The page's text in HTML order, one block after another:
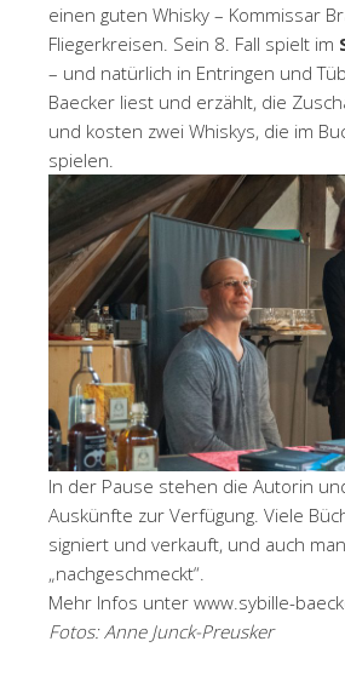
einen guten Whisky – Kommissar
Fliegerkreisen. Sein 8. Fall spielt im
– und natürlich in Entringen und
Baecker liest und erzählt, die
und kosten zwei Whiskys, die im
spielen.
In der Pause stehen die Autorin
Auskünfte zur Verfügung. Viele
signiert und verkauft, und auch
„nachgeschmeckt“.
Mehr Infos unter www.sybille-
Fotos: Anne Junck-Preusker